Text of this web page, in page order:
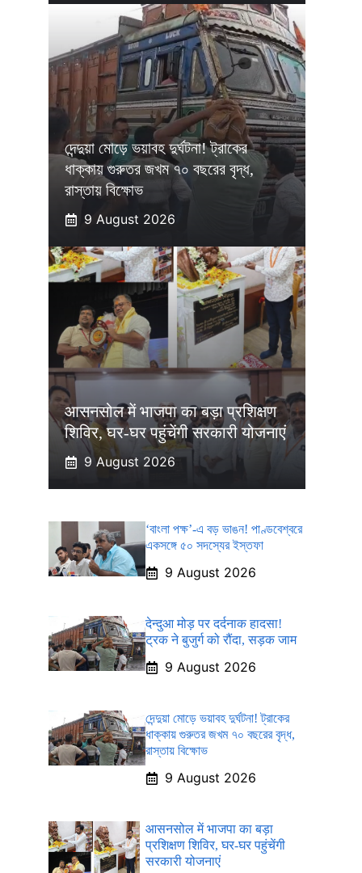
দেন্দুয়া মোড়ে ভয়াবহ দুর্ঘটনা! ট্রাকের
ধাক্কায় গুরুতর জখম ৭০ বছরের বৃদ্ধ,
রাস্তায় বিক্ষোভ
9 August 2026
आसनसोल में भाजपा का बड़ा प्रशिक्षण
शिविर, घर-घर पहुंचेंगी सरकारी योजनाएं
9 August 2026
‘বাংলা পক্ষ’-এ বড় ভাঙন! পাণ্ডবেশ্বরে
একসঙ্গে ৫০ সদস্যের ইস্তফা
9 August 2026
देन्दुआ मोड़ पर दर्दनाक हादसा!
ट्रक ने बुजुर्ग को रौंदा, सड़क जाम
9 August 2026
দেন্দুয়া মোড়ে ভয়াবহ দুর্ঘটনা! ট্রাকের
ধাক্কায় গুরুতর জখম ৭০ বছরের বৃদ্ধ,
রাস্তায় বিক্ষোভ
9 August 2026
आसनसोल में भाजपा का बड़ा
प्रशिक्षण शिविर, घर-घर पहुंचेंगी
सरकारी योजनाएं